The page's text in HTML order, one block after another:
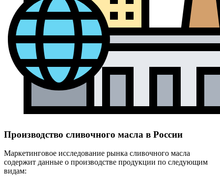
Производство сливочного масла в России
Маркетинговое исследование рынка сливочного масла
содержит данные о производстве продукции по следующим
видам: